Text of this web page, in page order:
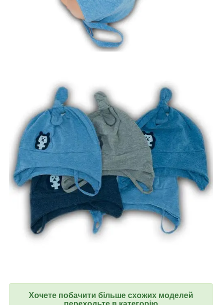
Хочете побачити більше схожих моделей